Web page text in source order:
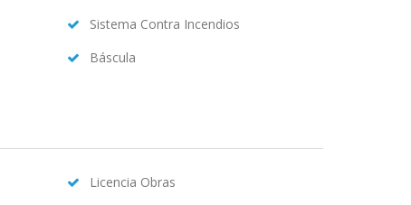
Sistema Contra Incendios
Báscula
Licencia Obras